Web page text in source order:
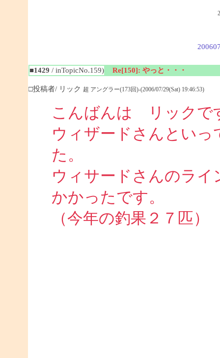
■1429 / inTopicNo.159) Re[150]: やっと・・・
□投稿者/ リック 超 アングラー(173回)-(2006/07/29(Sat) 19:46:53)
こんばんは リックで
ウィザードさんといっ
た。
ウィサードさんのラ
かかったです。
（今年の釣果２７匹）